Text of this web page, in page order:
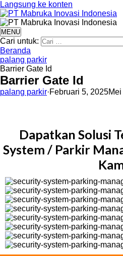
Langsung ke konten
MENU
Cari untuk:
Beranda
palang parkir
Barrier Gate Id
Barrier Gate Id
palang parkir·Februari 5, 2025
Dapatkan Solusi
System / Parkir